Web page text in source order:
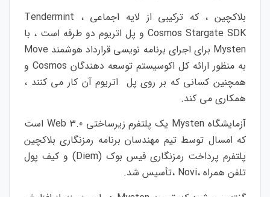
بلاکچین ، که ترکیبی از لایه اجماعی Tendermint ،
Cosmos Stargate SDK و پل اتریوم دو طرفه است ، با
Mysten برای اجرای برنامه نویسی قرارداد هوشمند Move
به منظور ارائه کل اکوسیستم توسعه دهندگان Cosmos و
همچنین کسانی که بر روی پل اتریوم آن کار می کنند ،
همکاری می کند.
آزمایشگاه Mysten یک پلتفرم زیرساختی Web 3.0 است
که امسال توسط تیم مهندسان برنامه رمزنگاری بلاکچین
پلتفرم پرداخت رمزنگاری فیس بوک (Diem) و کیف پول
تلفن همراه ،Novi ،تأسیس شد.